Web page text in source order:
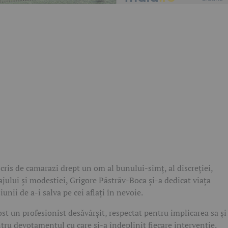
de camarazi drept un om al bunului-simț, al discreției,
și modestiei, Grigore Păstrăv-Boca și-a dedicat viața
de a-i salva pe cei aflați în nevoie.
un profesionist desăvârșit, respectat pentru implicarea sa și
devotamentul cu care și-a îndeplinit fiecare intervenție.